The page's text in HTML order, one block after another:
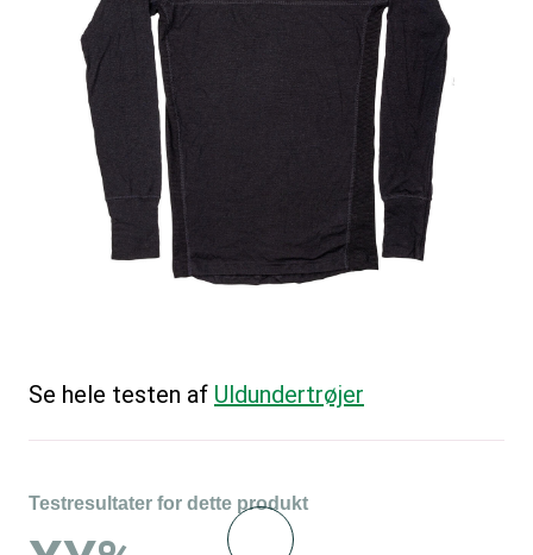
Se hele testen af Uldundertrøjer
Testresultater for dette produkt